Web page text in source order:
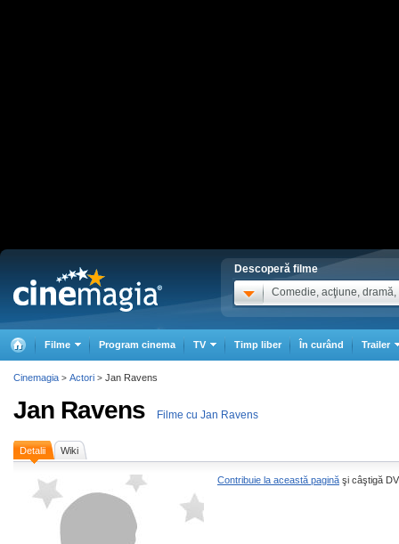
Descoperă filme
Comedie, acţiune, dramă,
Filme Program cinema TV Timp liber În curând Trailer
Jan Ravens Filme cu Jan Ravens
Detalii Wiki
Contribuie la această pagină şi câştigă
Cinemagia > Actori > Jan Ravens